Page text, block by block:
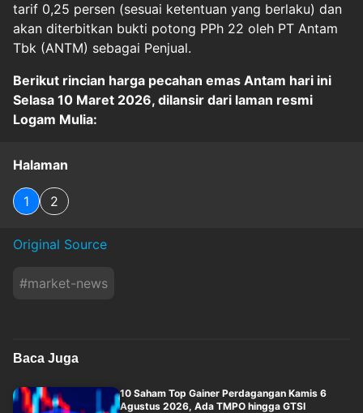
tarif 0,25 persen (sesuai ketentuan yang berlaku) dan
akan diterbitkan bukti potong PPh 22 oleh PT Antam
Tbk (ANTM) sebagai Penjual.
Berikut rincian harga pecahan emas Antam hari ini
Selasa 10 Maret 2026, dilansir dari laman resmi
Logam Mulia:
Halaman
1 2
Original Source
#market-news
Baca Juga
10 Saham Top Gainer Perdagangan Kamis 6
Agustus 2026, Ada TMPO hingga GTSI